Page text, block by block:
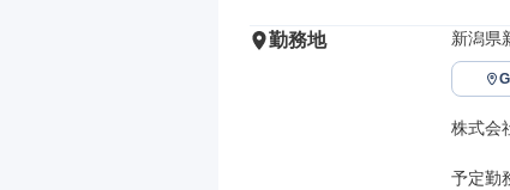
勤務地 新潟県
株式会
予定勤